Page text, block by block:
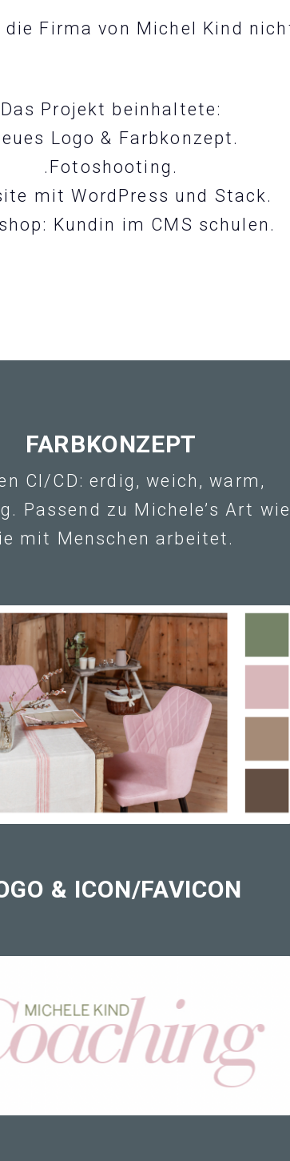
Firma von Michel Kind
Das Projekt beinhaltete:
Logo & Farbkonzept.
.Fotoshooting.
mit WordPress und Stack.
Kundin im CMS schulen.
FARBKONZEPT
CI/CD: erdig, weich, warm,
Passend zu Michele’s Art
mit Menschen arbeitet.
& ICON/FAVICON